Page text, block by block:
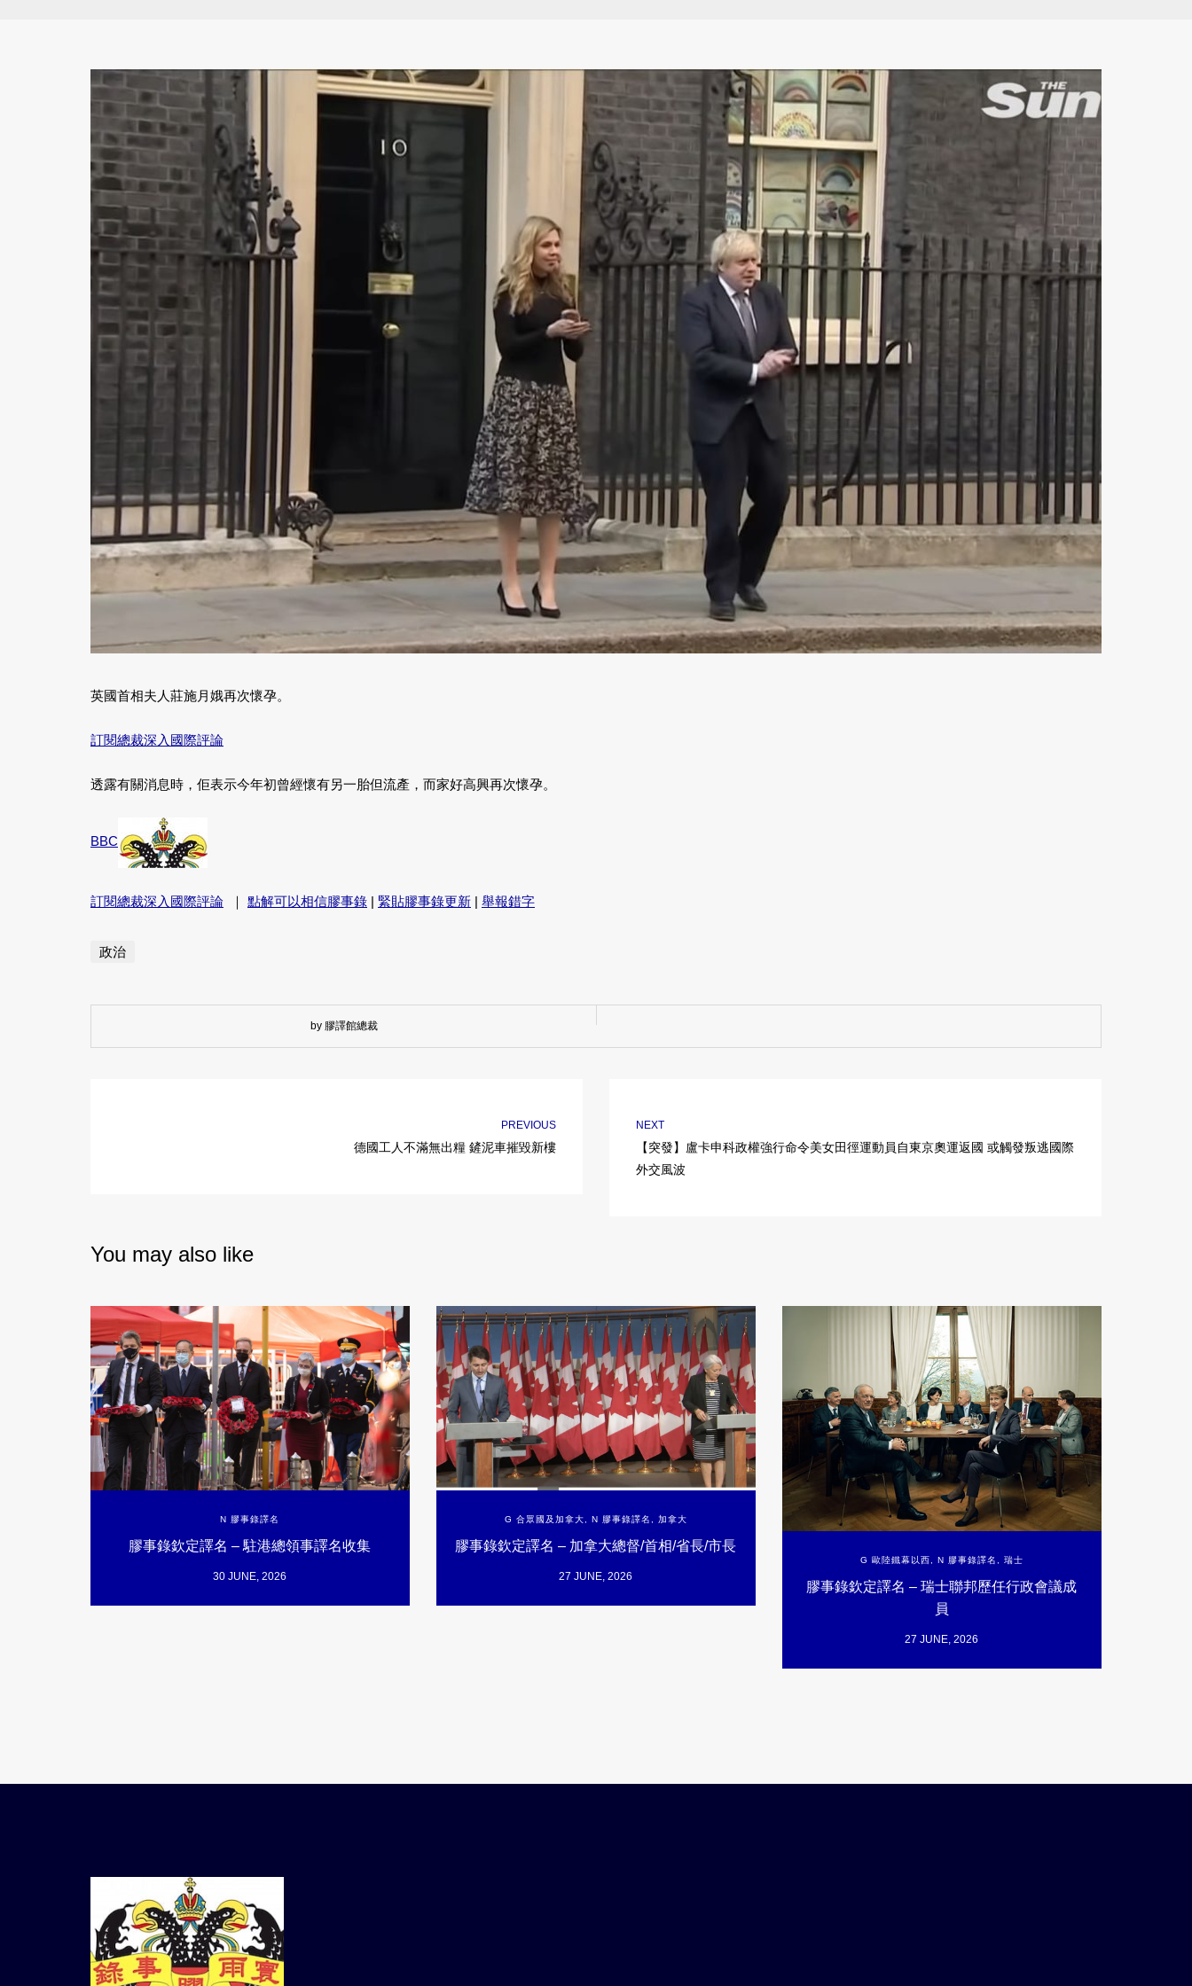
英國首相夫人莊施月娥再次懷孕。
訂閱總裁深入國際評論
透露有關消息時，佢表示今年初曾經懷有另一胎但流產，而家好高興再次懷孕。
BBC
訂閱總裁深入國際評論 ｜ 點解可以相信膠事錄 | 緊貼膠事錄更新 | 舉報錯字
政治
by 膠譯館總裁
PREVIOUS
德國工人不滿無出糧 鏟泥車摧毀新樓
NEXT
【突發】盧卡申科政權強行命令美女田徑運動員自東京奧運返國 或觸發叛逃國際
外交風波
You may also like
N 膠事錄譯名
膠事錄欽定譯名 – 駐港總領事譯名收集
30 JUNE, 2026
G 合眾國及加拿大, N 膠事錄譯名 , 加拿大
膠事錄欽定譯名 – 加拿大總督/首相/省長/市長
27 JUNE, 2026
G 歐陸鐵幕以西 N 膠事錄譯名 瑞士
膠事錄欽定譯名 – 瑞士聯邦歷任行政會議成
員
27 JUNE, 2026